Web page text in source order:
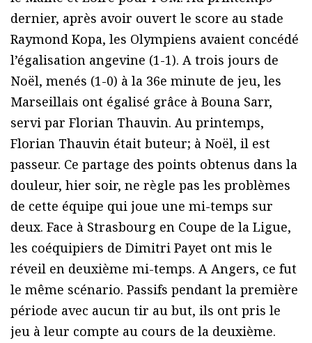
dernier, après avoir ouvert le score au stade
Raymond Kopa, les Olympiens avaient concédé
l’égalisation angevine (1-1). A trois jours de
Noël, menés (1-0) à la 36e minute de jeu, les
Marseillais ont égalisé grâce à Bouna Sarr,
servi par Florian Thauvin. Au printemps,
Florian Thauvin était buteur; à Noël, il est
passeur. Ce partage des points obtenus dans la
douleur, hier soir, ne règle pas les problèmes
de cette équipe qui joue une mi-temps sur
deux. Face à Strasbourg en Coupe de la Ligue,
les coéquipiers de Dimitri Payet ont mis le
réveil en deuxième mi-temps. A Angers, ce fut
le même scénario. Passifs pendant la première
période avec aucun tir au but, ils ont pris le
jeu à leur compte au cours de la deuxième.